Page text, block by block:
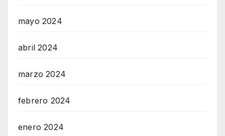
mayo 2024
abril 2024
marzo 2024
febrero 2024
enero 2024